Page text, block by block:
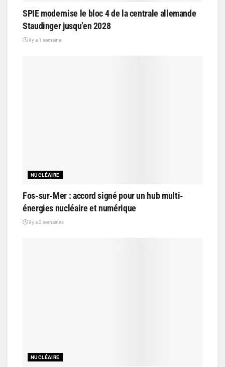
SPIE modernise le bloc 4 de la centrale allemande
Staudinger jusqu’en 2028
il y a 1 semaine
NUCLÉAIRE
Fos-sur-Mer : accord signé pour un hub multi-
énergies nucléaire et numérique
il y a 2 semaines
NUCLÉAIRE